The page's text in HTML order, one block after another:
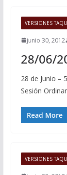
VERSIONES
junio 30, 2012
28/06/
28 de Junio –
Sesión
Read More
VERSIONES